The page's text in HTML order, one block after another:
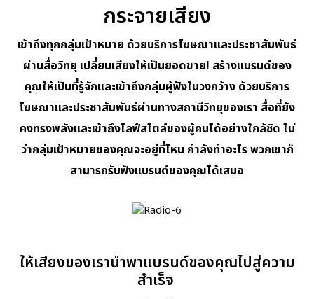
กระจายเสียง
เข้าถึงทุกกลุ่มเป้าหมาย ด้วยบริการโฆษณาและประชาสัมพันธ์
ผ่านสื่อวิทยุ เปลี่ยนเสียงให้เป็นยอดขาย! สร้างแบรนด์ของ
คุณให้เป็นที่รู้จักและเข้าถึงกลุ่มผู้ฟังในวงกว้าง ด้วยบริการ
โฆษณาและประชาสัมพันธ์ผ่านทางสถานีวิทยุของเรา สื่อที่ยัง
คงทรงพลังและเข้าถึงไลฟ์สไตล์ของผู้คนได้อย่างใกล้ชิด ไม่
ว่ากลุ่มเป้าหมายของคุณจะอยู่ที่ไหน กำลังทำอะไร พวกเขาก็
สามารถรับฟังแบรนด์ของคุณได้เสมอ
ให้เสียงของเรานำพาแบรนด์ของคุณไปสู่ความ
สำเร็จ